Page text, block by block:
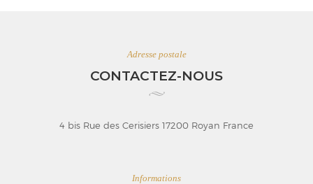
Adresse postale
CONTACTEZ-NOUS
4 bis Rue des Cerisiers 17200 Royan France
Informations